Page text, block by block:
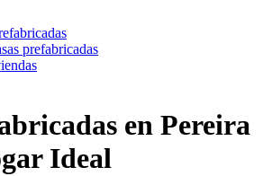
prefabricadas
en Pereira
Ideal